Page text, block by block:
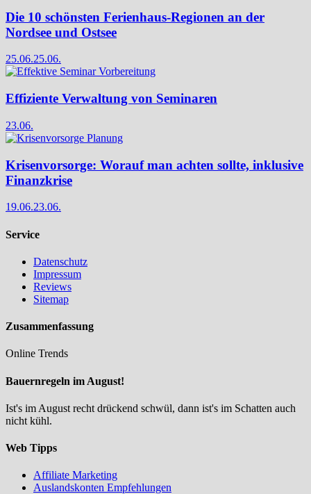
Die 10 schönsten Ferienhaus-Regionen an der
Nordsee und Ostsee
25.06.25.06.
Effiziente Verwaltung von Seminaren
23.06.
Krisenvorsorge: Worauf man achten sollte, inklusive
Finanzkrise
19.06.23.06.
Service
Datenschutz
Impressum
Reviews
Sitemap
Zusammenfassung
Online Trends
Bauernregeln im August!
Ist's im August recht drückend schwül, dann ist's im Schatten auch
nicht kühl.
Web Tipps
Affiliate Marketing
Auslandskonten Empfehlungen